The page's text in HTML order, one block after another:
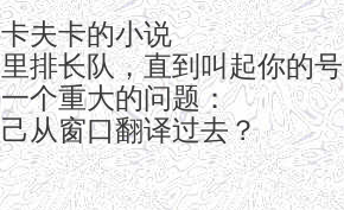
夫卡的小说
排长队，直到叫起你的号
个重大的问题：
从窗口翻译过去？